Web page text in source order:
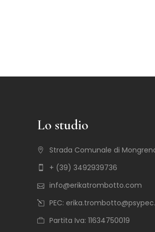
Lo studio
Strada Comunale di
+ (39) 3492939736
info@erikatrombotto.com
PEC:
Partita Iva: 11634750019